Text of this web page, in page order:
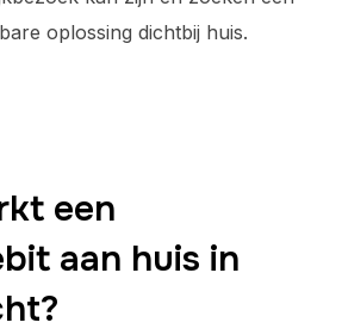
oplossing dichtbij huis.
een
aan huis in